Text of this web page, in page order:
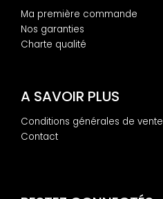
Ma première commande
Nos garanties
Charte qualité
A SAVOIR PLUS
Conditions générales de vente
Contact